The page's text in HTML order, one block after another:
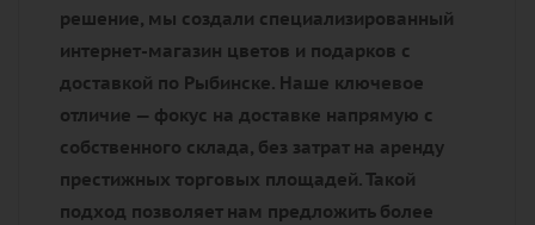
решение, мы создали специализированный
интернет-магазин цветов и подарков с
доставкой по Рыбинске. Наше ключевое
отличие — фокус на доставке напрямую с
собственного склада, без затрат на аренду
престижных торговых площадей. Такой
подход позволяет нам предложить более